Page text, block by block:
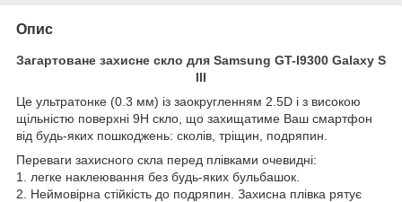
Опис
Загартоване захисне скло для Samsung GT-I9300 Galaxy S
III
Це ультратонке (0.3 мм) із заокругленням 2.5D і з високою
щільністю поверхні 9Н скло, що захищатиме Ваш смартфон
від будь-яких пошкоджень: сколів, тріщин, подряпин.
Переваги захисного скла перед плівками очевидні:
1. легке наклеювання без будь-яких бульбашок.
2. Неймовірна стійкість до подряпин. Захисна плівка рятує